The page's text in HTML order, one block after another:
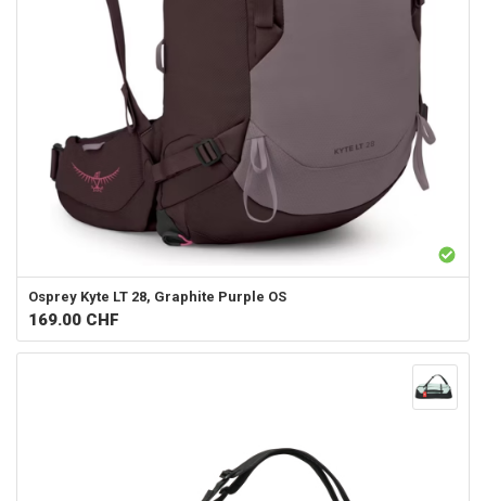
Osprey Kyte LT 28, Graphite Purple OS
169.00 CHF